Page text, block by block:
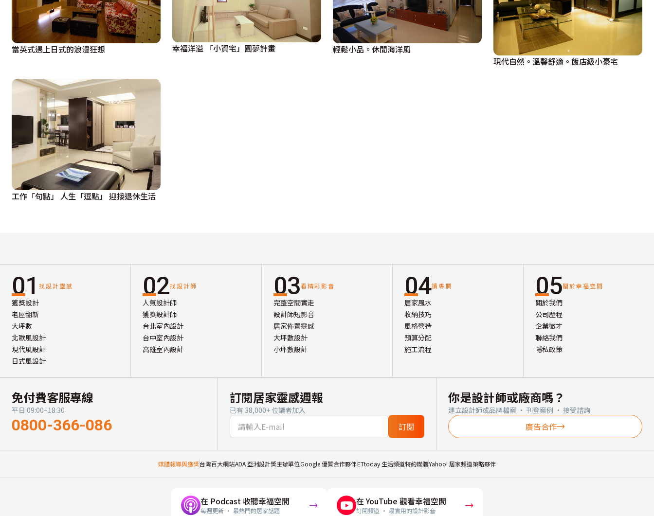
窗外景觀，或坐或臥在貴妃椅上，或看看書享受一個慵懶的時光…。
    配置完整的更衣室，可以收納眾多的衣物，讓物物有定位。同時還設立了保險箱區，便於收藏貴重物品。當然，一組完
善的掀鏡式化妝檯也勢不可少，為未來的女主人留下美顏的空間。
當英式遇上日式的浪漫狂想 幸福洋溢 「小資宅」圓夢計畫
輕鬆小品。休閒海洋風
現代自然。溫馨舒適。飯店級小豪宅
工作「句點」 人生「逗點」 迎接退休生活
01 找設計靈感
獲獎設計
老屋翻新
大坪數
北歐風設計
現代風設計
日式風設計
02找設計師
人氣設計師
獲獎設計師
台北室內設計
台中室內設計
高雄室內設計
03看精彩影音
完整空間實走
設計師短影音
居家佈置靈感
大坪數設計
小坪數設計
04讀專欄
居家風水
收納技巧
風格營造
預算分配
施工流程
05關於幸福空間
關於我們
公司歷程
企業徵才
聯絡我們
隱私政策
免付費客服專線
平日 09:00~18:30
0800-366-086
訂閱居家靈感週報
已有 38,000+ 位讀者加入
訂閱
你是設計師或廠商嗎？
建立設計師或品牌檔案 · 刊登案例 · 接受諮詢
廣告合作
媒體報導與獲獎台灣百大網站ADA 亞洲設計獎主辦單位Google 優質合作夥伴ETtoday 生活頻道特約媒體Yahoo! 居家頻道策略夥伴
在 Podcast 收聽幸福空間
每週更新 · 最熱門的居家話題
在 YouTube 觀看幸福空間
訂閱頻道 · 最實用的設計影音